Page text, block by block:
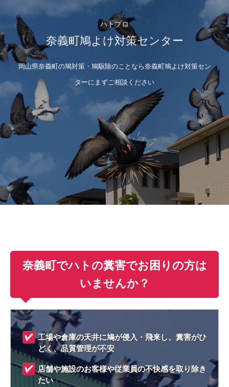
ハトプロ
奈義町鳩よけ対策センター
岡山県奈義町の鳩対策・鳩駆除のことなら奈義町鳩よけ対策セン
ターにまずご相談ください
奈義町でハトの糞害でお困りの方は
いませんか？
工場や倉庫の天井に鳩が侵入・飛来し、糞害がひ
どく、品質管理が不安
店舗や施設のお客様や従業員の不快感を取り除き
たい